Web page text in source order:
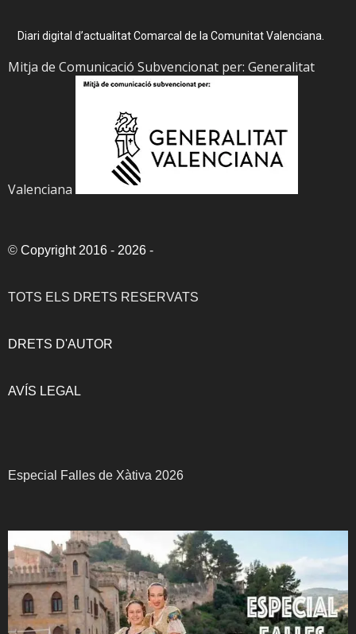
Diari digital d’actualitat Comarcal de la Comunitat Valenciana.
Mitja de Comunicació Subvencionat per: Generalitat
Valenciana
© Copyright 2016 - 2026 -
TOTS ELS DRETS RESERVATS
DRETS D'AUTOR
AVÍS LEGAL
Especial Falles de Xàtiva 2026